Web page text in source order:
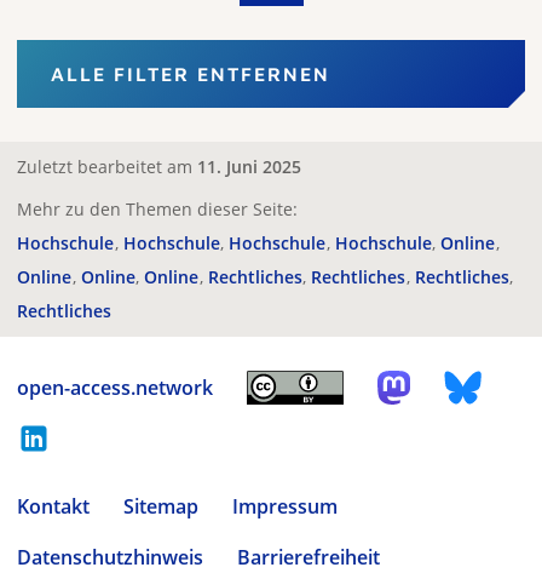
ALLE FILTER ENTFERNEN
Zuletzt bearbeitet am 11. Juni 2025
Mehr zu den Themen dieser Seite:
Hochschule Hochschule Hochschule Hochschule Online
Online Online Online Rechtliches Rechtliches Rechtliches
Rechtliches
open-access.network
Kontakt Sitemap
Impressum
Datenschutzhinweis
Barrierefreiheit